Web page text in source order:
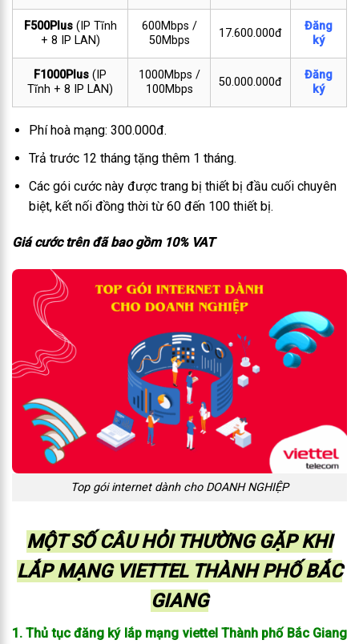
F500Plus(IP Tĩnh
+ 8 IP LAN)
600Mbps /
50Mbps
17.600.000đ
Đăng
ký
F1000Plus (IP
Tĩnh + 8 IP LAN)
1000Mbps /
100Mbps
50.000.000đ
Đăng
ký
Phí hoà mạng: 300.000đ.
Trả trước 12 tháng tặng thêm 1 tháng.
Các gói cước này được trang bị thiết bị đầu cuối chuyên
biệt, kết nối đồng thời từ 60 đến 100 thiết bị.
Giá cước trên đã bao gồm 10% VAT
Top gói internet dành cho DOANH NGHIỆP
MỘT SỐ CÂU HỎI THƯỜNG GẶP KHI
LẮP MẠNG VIETTEL THÀNH PHỐ BẮC
GIANG
1. Thủ tục đăng ký lắp mạng viettel Thành phố Bắc Giang